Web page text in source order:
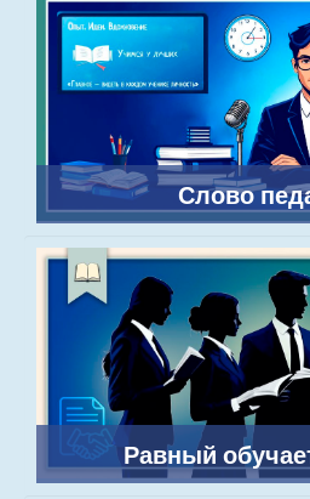
Слово
Равный